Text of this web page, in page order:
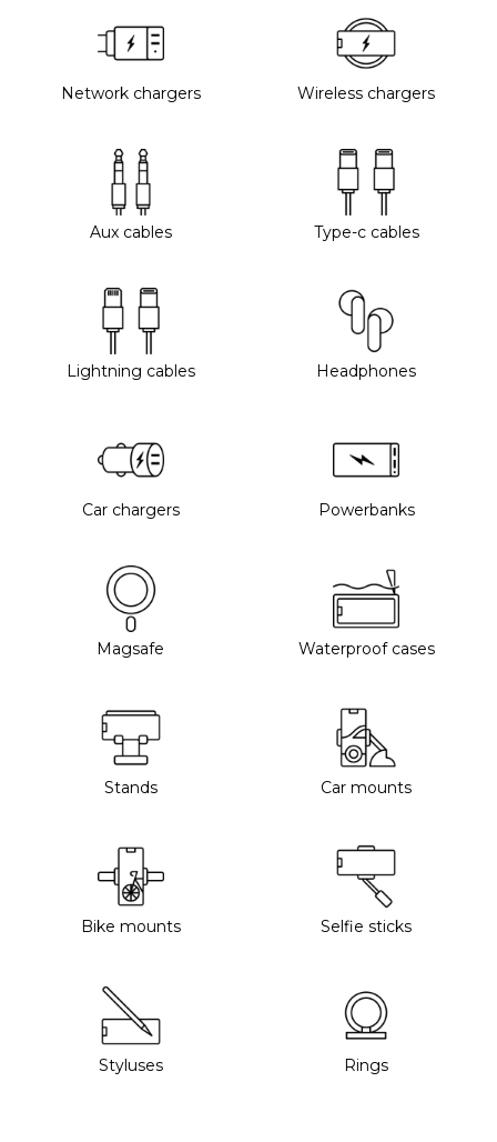
Network chargers Wireless chargers
Aux cables Type-c cables
Lightning cables Headphones
Car chargers Powerbanks
Magsafe Waterproof cases
Stands Car mounts
Bike mounts Selfie sticks
Styluses Rings